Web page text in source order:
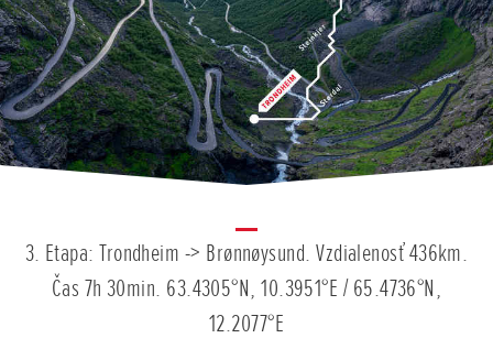
3. Etapa: Trondheim -> Brønnøysund. Vzdialenosť 436km.
Čas 7h 30min. 63.4305°N, 10.3951°E / 65.4736°N,
12.2077°E